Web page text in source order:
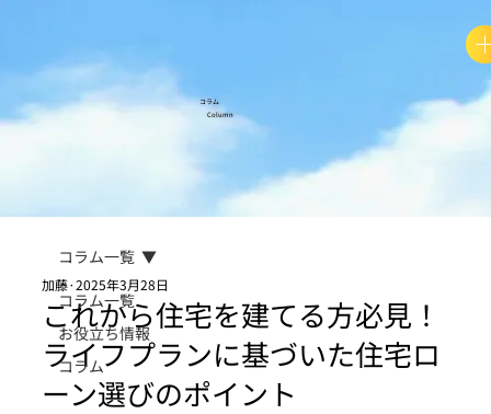
​コラム
​Column
コラム一覧
お役立ち情報
コラム
コラム一覧
これから住宅を建てる方必見！
ライフプランに基づいた住宅ロ
ーン選びのポイント
加藤 2025年3月28日